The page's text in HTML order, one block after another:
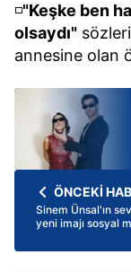
◽"Keşke ben
olsaydı"
annesine olan
ÖNCEKİ
Sinem Ünsal'ın
yeni imajı sosyal